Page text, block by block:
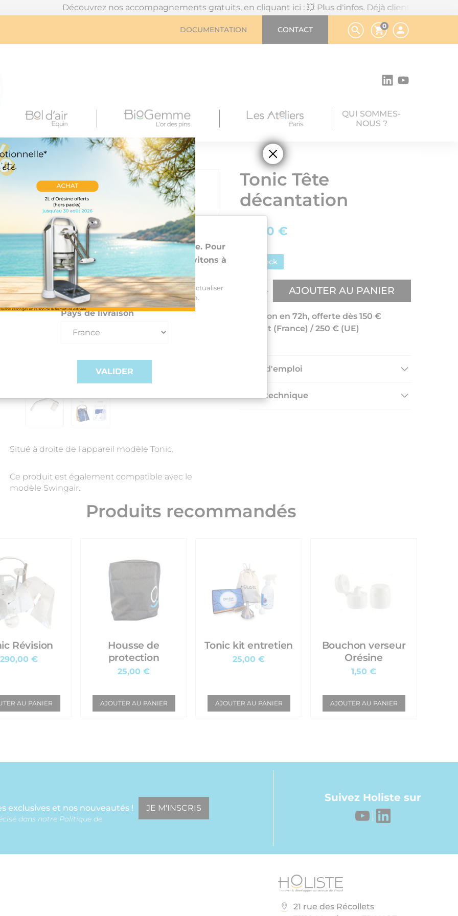
Découvrez nos accompagnements gratuits, en cliquant ici : 💥 Plus d'infos.Déjà client ou en chemin vers
DOCUMENTATION CONTACT 0
QUI SOMMES-
NOUS ?
Tonic Tête décantation
Situé à droite de l'appareil modèle Tonic.
Ce produit est également compatible avec le
modèle Swingair.
Tonic Tête
décantation
30,00 €
En stock
AJOUTER AU PANIER
Livraison en 72h, offerte dès 150 €
d'achat (France) / 250 € (UE)
Mode d'emploi
Fiche technique
Produits recommandés
Révision
290,00 €
AU PANIER
Housse de
protection
25,00 €
AJOUTER AU PANIER
Tonic kit entretien
25,00 €
AJOUTER AU PANIER
Bouchon verseur
Orésine
1,50 €
AJOUTER AU PANIER
exclusives et nos nouveautés !
dans notre Politique de
JE M'INSCRIS
Suivez Holiste sur
21 rue des Récollets
Choisissez vos preférences
Nous livrons dans 26 pays de l'UE et la Suisse. Pour
les DROM-COM et autres pays, nous vous invitons à
nous contacter au +33(0)3 85 25 29 27
Sélectionnez votre pays de livraison et votre langue pour actualiser
automatiquement les prix, délais et frais de livraison.
Pays de livraison
VALIDER